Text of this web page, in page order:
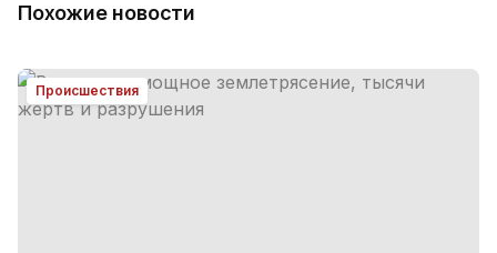
Похожие новости
Происшествия